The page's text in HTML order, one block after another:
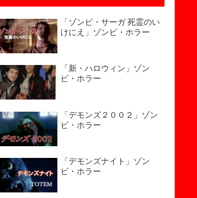
「ゾンビ・サーガ 死霊のい
けにえ」ゾンビ・ホラー
「新・ハロウィン」ゾン
ビ・ホラー
「デモンズ２００２」ゾン
ビ・ホラー
「デモンズナイト」ゾン
ビ・ホラー